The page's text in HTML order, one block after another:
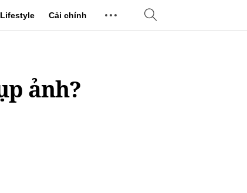
Lifestyle Cải chính
ảnh?